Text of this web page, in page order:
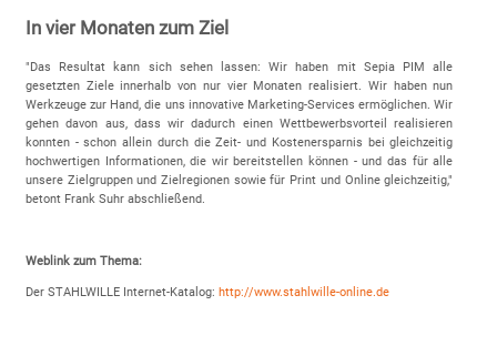
In vier Monaten zum Ziel
"Das Resultat kann sich sehen lassen: Wir haben mit Sepia PIM alle
gesetzten Ziele innerhalb von nur vier Monaten realisiert. Wir haben nun
Werkzeuge zur Hand, die uns innovative Marketing-Services ermöglichen. Wir
gehen davon aus, dass wir dadurch einen Wettbewerbsvorteil realisieren
konnten - schon allein durch die Zeit- und Kostenersparnis bei gleichzeitig
hochwertigen Informationen, die wir bereitstellen können - und das für alle
unsere Zielgruppen und Zielregionen sowie für Print und Online gleichzeitig,"
betont Frank Suhr abschließend.
Weblink zum Thema:
Der STAHLWILLE Internet-Katalog: http://www.stahlwille-online.de